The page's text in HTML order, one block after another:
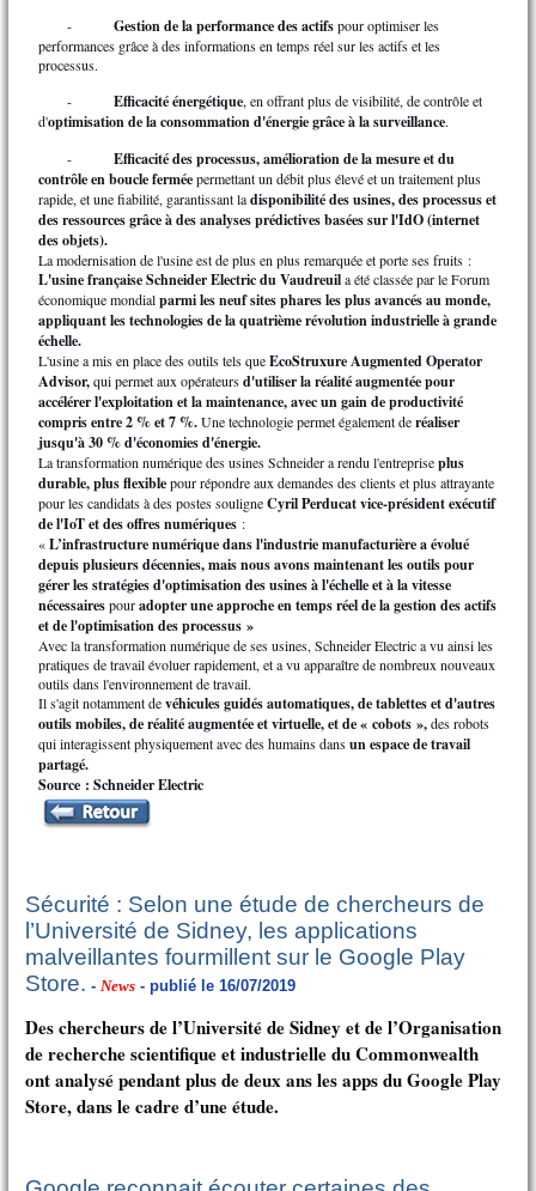
- Gestion de la performance des actifspour optimiser les
performances grâce à des informations en temps réel sur les actifs et les
processus.
- Efficacité énergétique, en offrant plus de visibilité, de contrôle et
d'optimisation de la consommation d'énergie grâce à la surveillance.
- Efficacité des processus, amélioration de la mesure et du
contrôle en boucle ferméepermettant un débit plus élevé et un traitement plus
rapide, et une fiabilité, garantissant ladisponibilité des usines, des processus et
des ressources grâce à des analyses prédictives basées sur l'IdO (internet
des objets).
La modernisation de l'usine est de plus en plus remarquée et porte ses fruits :
L'usine française Schneider Electric du Vaudreuila été classée par le Forum
économique mondialparmi les neuf sites phares les plus avancés au monde,
appliquant les technologies de la quatrième révolution industrielle à grande
échelle.
L'usine a mis en place des outils tels queEcoStruxure Augmented Operator
Advisor,qui permet aux opérateursd'utiliser la réalité augmentée pour
accélérer l'exploitation et la maintenance, avec un gain de productivité
compris entre 2 % et 7 %.Une technologie permet également deréaliser
jusqu'à 30 % d'économies d'énergie.
La transformation numérique des usines Schneider a rendu l'entrepriseplus
durable, plus flexiblepour répondre aux demandes des clients et plus attrayante
pour les candidats à des postes souligneCyril Perducatvice-président exécutif
de l'IoT et des offres numériques :
«L’infrastructure numérique dans l'industrie manufacturière a évolué
depuis plusieurs décennies, mais nous avons maintenant les outils pour
gérer les stratégies d'optimisation des usines à l'échelle et à la vitesse
nécessairespouradopter une approche en temps réel de la gestion des actifs
et de l'optimisation des processus »
Avec la transformation numérique de ses usines, Schneider Electric a vu ainsi les
pratiques de travail évoluer rapidement, et a vu apparaître de nombreux nouveaux
outils dans l'environnement de travail.
Il s'agit notamment devéhicules guidés automatiques, de tablettes et d'autres
outils mobiles, de réalité augmentée et virtuelle, et de « cobots »,des robots
qui interagissent physiquement avec des humains dansun espace de travail
partagé.
Source : Schneider Electric
Sécurité : Selon une étude de chercheurs de
l’Université de Sidney, les applications
malveillantes fourmillent sur le Google Play
Store. - News - publié le 16/07/2019
Des chercheurs de l’Université de Sidney et de l’Organisation
de recherche scientifique et industrielle du Commonwealth
ont analysé pendant plus de deux ans les apps du Google Play
Store, dans le cadre d’une étude.